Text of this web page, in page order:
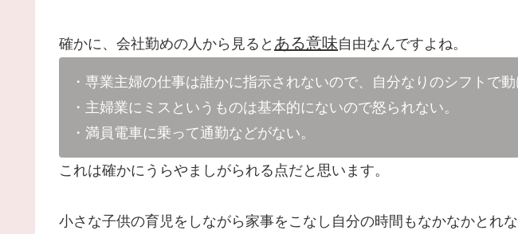
確かに、会社勤めの人から見ると ある意味自由なんですよね。
・専業主婦の仕事は誰かに指示されないので、自分なりのシフトで動
・主婦業にミスというものは基本的にないので怒られない。
・満員電車に乗って通勤などがない。
これは確かにうらやましがられる点だと思います。
小さな子供の育児をしながら家事をこなし自分の時間もなかなかとれな